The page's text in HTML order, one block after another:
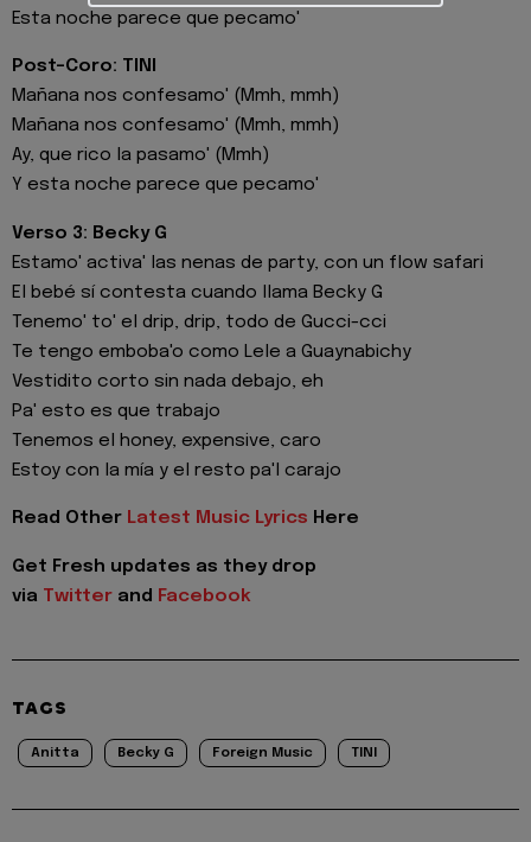
Esta noche parece que pecamo'
Post-Coro: TINI
Mañana nos confesamo' (Mmh, mmh)
Mañana nos confesamo' (Mmh, mmh)
Ay, que rico la pasamo' (Mmh)
Y esta noche parece que pecamo'
Verso 3: Becky G
Estamo' activa' las nenas de party, con un flow safari
El bebé sí contesta cuando llama Becky G
Tenemo' to' el drip, drip, todo de Gucci-cci
Te tengo emboba'o como Lele a Guaynabichy
Vestidito corto sin nada debajo, eh
Pa' esto es que trabajo
Tenemos el honey, expensive, caro
Estoy con la mía y el resto pa'l carajo
Read Other Latest Music Lyrics Here
Get Fresh updates as they drop
via Twitter and Facebook
TAGS
Anitta Becky G Foreign Music TINI